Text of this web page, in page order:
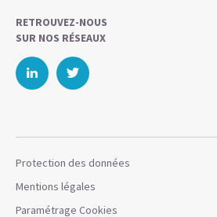
RETROUVEZ-NOUS
SUR NOS RÉSEAUX
Protection des données
Mentions légales
Paramétrage Cookies